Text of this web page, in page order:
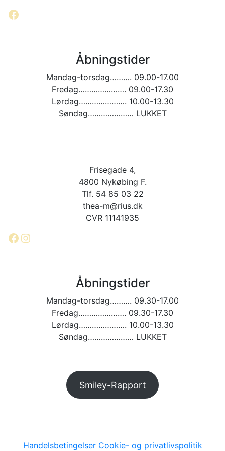
Facebook
Åbningstider
Mandag-torsdag………. 09.00-17.00
Fredag…………………. 09.00-17.30
Lørdag…………………. 10.00-13.30
Søndag………………… LUKKET
Frisegade 4,
4800 Nykøbing F.
Tlf. 54 85 03 22
thea-m@rius.dk
CVR 11141935
Facebook
Instagram
Åbningstider
Mandag-torsdag………. 09.30-17.00
Fredag…………………. 09.30-17.30
Lørdag…………………. 10.00-13.30
Søndag………………… LUKKET
Smiley-Rapport
Handelsbetingelser Cookie- og privatlivspolitik